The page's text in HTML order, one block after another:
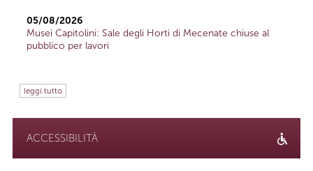
05/08/2026
Musei Capitolini: Sale degli Horti di Mecenate chiuse al
pubblico per lavori
leggi tutto
ACCESSIBILITÀ